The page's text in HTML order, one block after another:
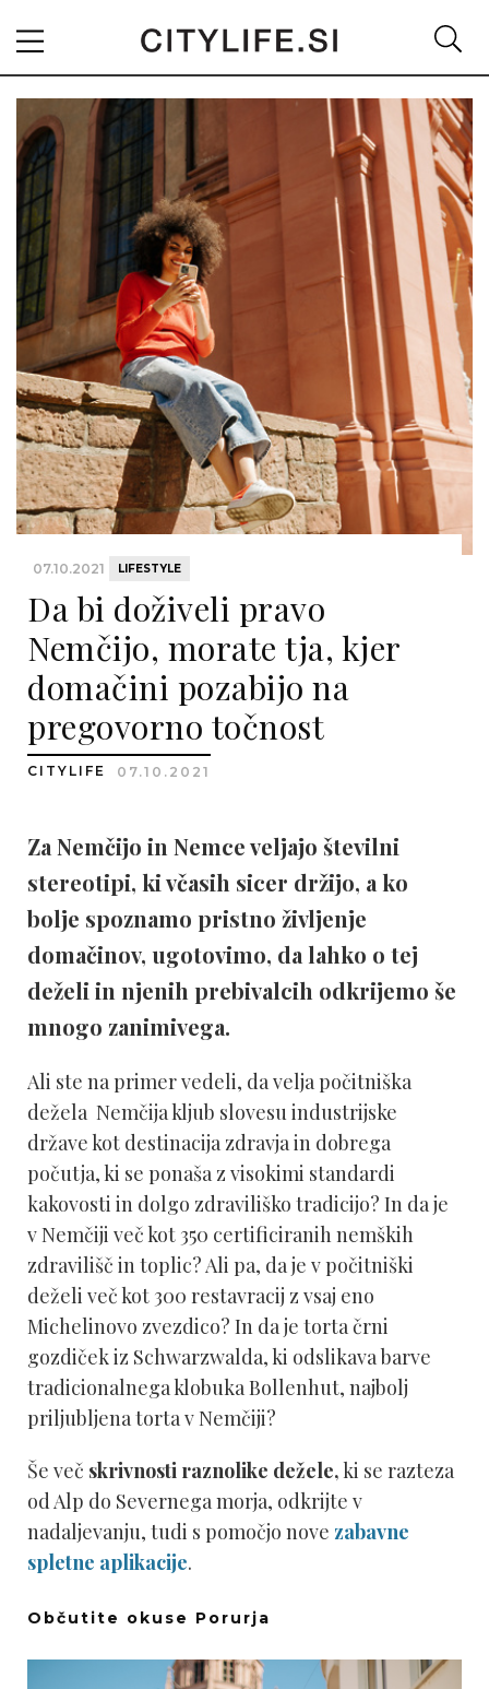
07.10.2021 LIFESTYLE
Da bi doživeli pravo
Nemčijo, morate tja, kjer
domačini pozabijo na
pregovorno točnost
CITYLIFE 07.10.2021
Za Nemčijo in Nemce veljajo številni
stereotipi, ki včasih sicer držijo, a ko
bolje spoznamo pristno življenje
domačinov, ugotovimo, da lahko o tej
deželi in njenih prebivalcih odkrijemo še
mnogo zanimivega.
Ali ste na primer vedeli, da velja počitniška
dežela Nemčija kljub slovesu industrijske
države kot destinacija zdravja in dobrega
počutja, ki se ponaša z visokimi standardi
kakovosti in dolgo zdraviliško tradicijo? In da je
v Nemčiji več kot 350 certificiranih nemških
zdravilišč in toplic? Ali pa, da je v počitniški
deželi več kot 300 restavracij z vsaj eno
Michelinovo zvezdico? In da je torta črni
gozdiček iz Schwarzwalda, ki odslikava barve
tradicionalnega klobuka Bollenhut, najbolj
priljubljena torta v Nemčiji?
Še več skrivnosti raznolike dežele,ki se razteza
od Alp do Severnega morja, odkrijte v
nadaljevanju, tudi s pomočjo nove zabavne
spletne aplikacije.
Občutite okuse Porurja